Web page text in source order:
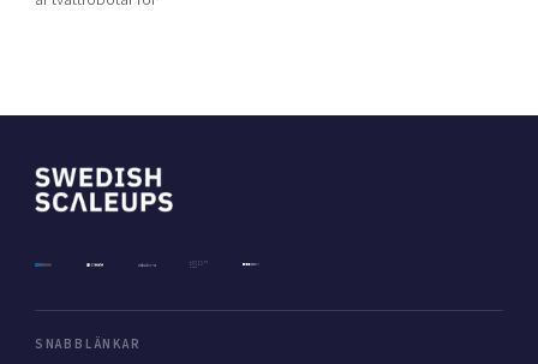
Internationalisering
Mer
SNABBLÄNKAR